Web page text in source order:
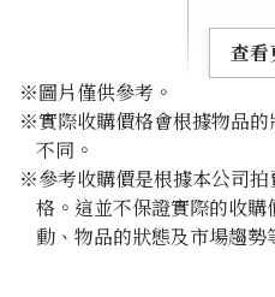
Jade brooch 0.51 ct
參考回收價
查看
※圖片僅供參考。
※實際收購價格會根據物品
不同。
※參考收購價是根據本公司
格。這並不保證實際的收
動、物品的狀態及市場趨勢